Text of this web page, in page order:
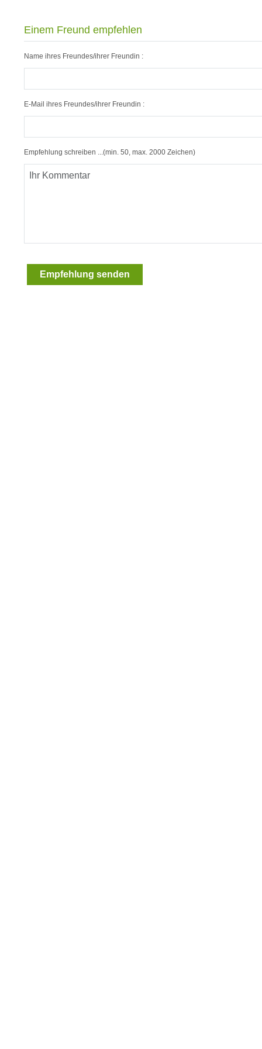
Einem Freund empfehlen
Name ihres Freundes/ihrer Freundin :
E-Mail ihres Freundes/ihrer Freundin :
Empfehlung schreiben ...(min. 50, max. 2000 Zeichen)
Empfehlung senden